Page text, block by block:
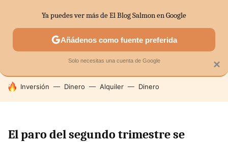
SECTORES ECONOMÍA DOMÉSTICA MERCADOS
HOY SE HABLA DE
Inversión Dinero Alquiler Dinero
El paro del segundo trimestre se
×
Ya puedes ver más de El Blog Salmon en Google
Añádenos como fuente preferida
Solo necesitas una cuenta de Google